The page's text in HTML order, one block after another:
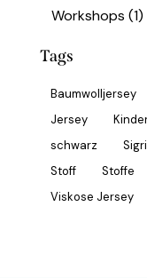
Workshops (1)
Tags
Baumwolljersey
Jersey
schwarz
Stoff
Stoffe
Viskose Jersey